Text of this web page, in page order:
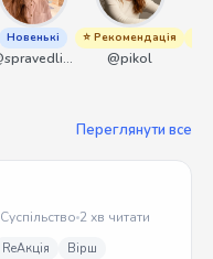
Новенькі
@spravedliwa
⭐ Рекомендація
@pikol
Переглянути все
Суспільство 2 хв читати
ReАкція Вірш